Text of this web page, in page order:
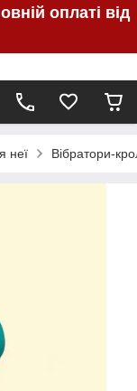
оплаті від
неї Вібратори-